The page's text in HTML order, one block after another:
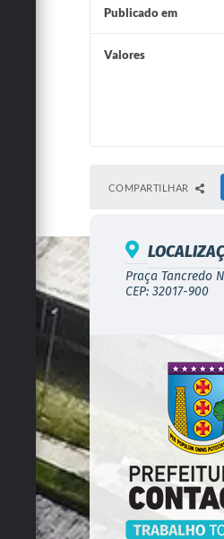
Publicado em
Valores
COMPARTILHAR
Praça Tancredo
CEP: 32017-900